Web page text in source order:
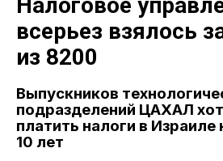
всерьез взялось
из 8200
Выпускников
подразделений ЦАХАЛ
платить налоги в
10 лет